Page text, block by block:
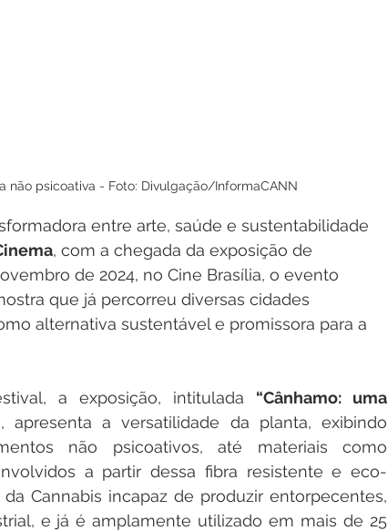
não psicoativa - Foto: Divulgação/InformaCANN
entre arte, saúde e sustentabilidade
, com a chegada da exposição de
de 2024, no Cine Brasília, o evento
que já percorreu diversas cidades
alternativa sustentável e promissora para a
a exposição, intitulada “Cânhamo: uma
, apresenta a versatilidade da planta, exibindo
não psicoativos, até materiais como
a partir dessa fibra resistente e eco-
Cannabis incapaz de produzir entorpecentes,
e já é amplamente utilizado em mais de 25